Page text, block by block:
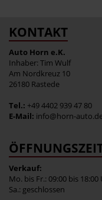
KONTAKT
Auto Horn e.K.
Inhaber: Tim Wulf
Am Nordkreuz 10
26180 Rastede
Tel.: +49 4402 939 47 80
E-Mail: info@horn-
Verkauf:
Mo. bis Fr.: 09:00 bis 18:00
Sa.: geschlossen